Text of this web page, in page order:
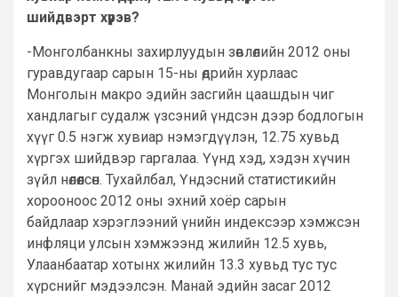
шийдвэрт хүрэв?
-Монголбанкны захирлуудын зөвлөлийн 2012 оны
гуравдугаар сарын 15-ны өдрийн хурлаас
Монголын макро эдийн засгийн цаашдын чиг
хандлагыг судалж үзсэний үндсэн дээр бодлогын
хүүг 0.5 нэгж хувиар нэмэгдүүлэн, 12.75 хувьд
хүргэх шийдвэр гаргалаа. Үүнд хэд, хэдэн хүчин
зүйл нөлөөлсөн. Тухайлбал, Үндэсний статистикийн
хорооноос 2012 оны эхний хоёр сарын
байдлаар хэрэглээний үнийн индексээр хэмжсэн
инфляци улсын хэмжээнд жилийн 12.5 хувь,
Улаанбаатар хотынх жилийн 13.3 хувьд тус тус
хүрснийг мэдээлсэн. Манай эдийн засаг 2012